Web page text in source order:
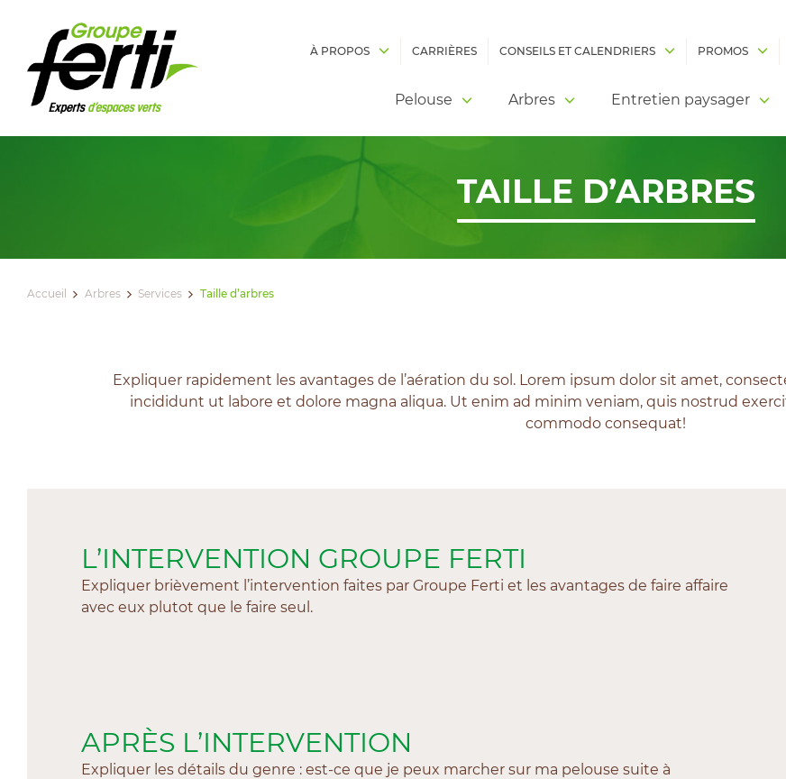
À PROPOS CARRIÈRES CONSEILS ET CALENDRIERS PROMOS
Pelouse Arbres Entretien paysager
TAILLE D’ARBRES
Accueil Arbres Services Taille d’arbres
Expliquer rapidement les avantages de l’aération du sol. Lorem ipsum dolor sit amet,
incididunt ut labore et dolore magna aliqua. Ut enim ad minim veniam, quis nostrud
commodo consequat!
L’INTERVENTION GROUPE FERTI
Expliquer brièvement l’intervention faites par Groupe Ferti et les avantages de faire affaire
avec eux plutot que le faire seul.
APRÈS L’INTERVENTION
Expliquer les détails du genre : est-ce que je peux marcher sur ma pelouse suite à